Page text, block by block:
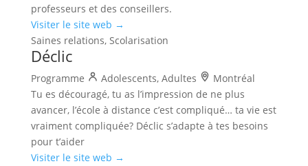
professeurs et des conseillers.
Visiter le site web →
Saines relations, Scolarisation
Déclic
Programme Adolescents, Adultes
Montréal
Tu es découragé, tu as l’impression de ne plus
avancer, l’école à distance c’est compliqué… ta vie est
vraiment compliquée? Déclic s’adapte à tes besoins
pour t’aider
Visiter le site web →